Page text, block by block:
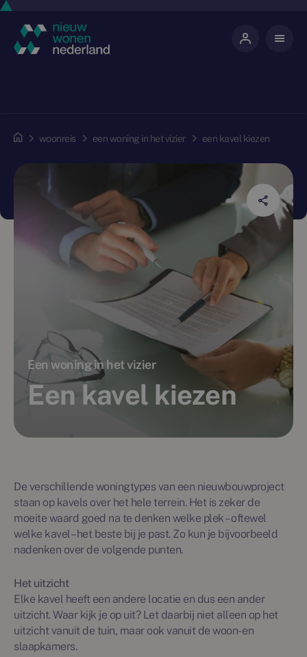
woonreis een woning in het vizier een kavel kiezen
Een woning in het vizier
Een kavel kiezen
De verschillende woningtypes van een nieuwbouwproject
staan op kavels over het hele terrein. Het is zeker de
moeite waard goed na te denken welke plek – oftewel
welke kavel– het beste bij je past. Zo kun je bijvoorbeeld
nadenken over de volgende punten.
Het uitzicht
Elke kavel heeft een andere locatie en dus een ander
uitzicht. Waar kijk je op uit? Let daarbij niet alleen op het
uitzicht vanuit de tuin, maar ook vanuit de woon- en
slaapkamers.